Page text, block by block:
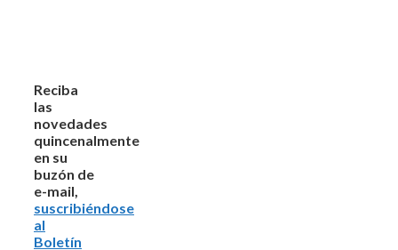
Reciba
las
novedades
quincenalmente
en su
buzón de
e-mail,
suscribiéndose
al
Boletín